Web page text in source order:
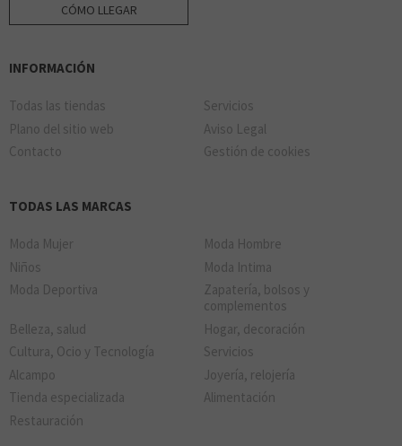
CÓMO LLEGAR
INFORMACIÓN
Todas las tiendas
Servicios
Plano del sitio web
Aviso Legal
Contacto
Gestión de cookies
TODAS LAS MARCAS
Moda Mujer
Moda Hombre
Niños
Moda Intima
Moda Deportiva
Zapatería, bolsos y
complementos
Belleza, salud
Hogar, decoración
Cultura, Ocio y Tecnología
Servicios
Alcampo
Joyería, relojería
Tienda especializada
Alimentación
Restauración